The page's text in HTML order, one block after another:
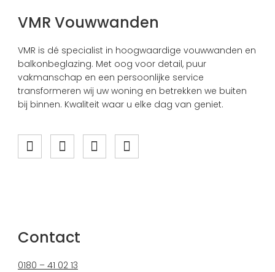
VMR Vouwwanden
VMR is dé specialist in hoogwaardige vouwwanden en
balkonbeglazing. Met oog voor detail, puur
vakmanschap en een persoonlijke service
transformeren wij uw woning en betrekken we buiten
bij binnen. Kwaliteit waar u elke dag van geniet.
Contact
0180 – 41 02 13